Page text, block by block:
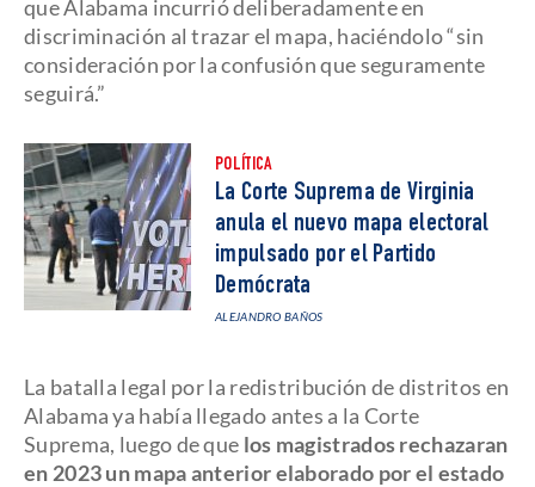
que Alabama incurrió deliberadamente en
discriminación al trazar el mapa, haciéndolo “sin
consideración por la confusión que seguramente
seguirá.”
POLÍTICA
La Corte Suprema de Virginia
anula el nuevo mapa electoral
impulsado por el Partido
Demócrata
ALEJANDRO BAÑOS
La batalla legal por la redistribución de distritos en
Alabama ya había llegado antes a la Corte
Suprema, luego de que los magistrados rechazaran
en 2023 un mapa anterior elaborado por el estado